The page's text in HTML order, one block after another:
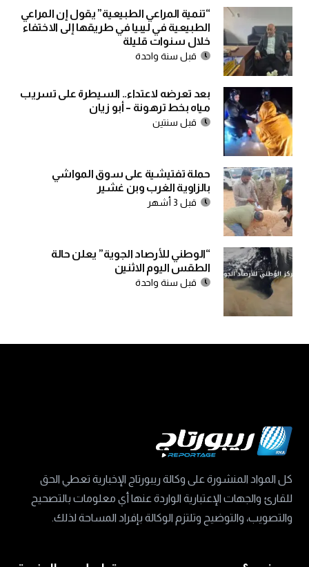
“تنمية المراعي الطبيعية” يقول إن المراعي
الطبيعية في ليبيا في طريقها إلى الاختفاء
خلال سنوات قليلة
قبل سنة واحدة
بعد تعرضه لاعتداء.. السيطرة على تسريب
مياه بخط ترهونة – أبو زيان
قبل سنتين
حملة تفتيشية على سوق المواشي
بالزاوية الغرب وبن غشير
قبل 3 أشهر
“الوطني للأرصاد الجوية” يعلن حالة
الطقس اليوم الاثنين
قبل سنة واحدة
كل المواد المنشورة على وكالة ريبورتاج الإخبارية تعطي الحق
للقارئ والجهات الإعتبارية الواردة عنها أي معلومات بالتصحيح
والتصويب، والتوضيح وتلتزم الوكالة بإفراد المساحة لذلك.